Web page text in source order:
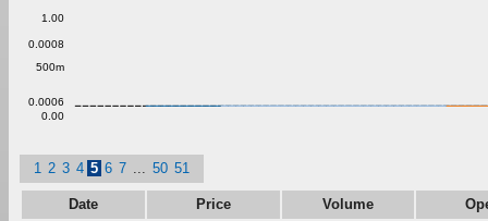
0.0006
0.0008
0.00
500m
1.00
1 2 3 4 5 6 7 50 51
Date Price Volume